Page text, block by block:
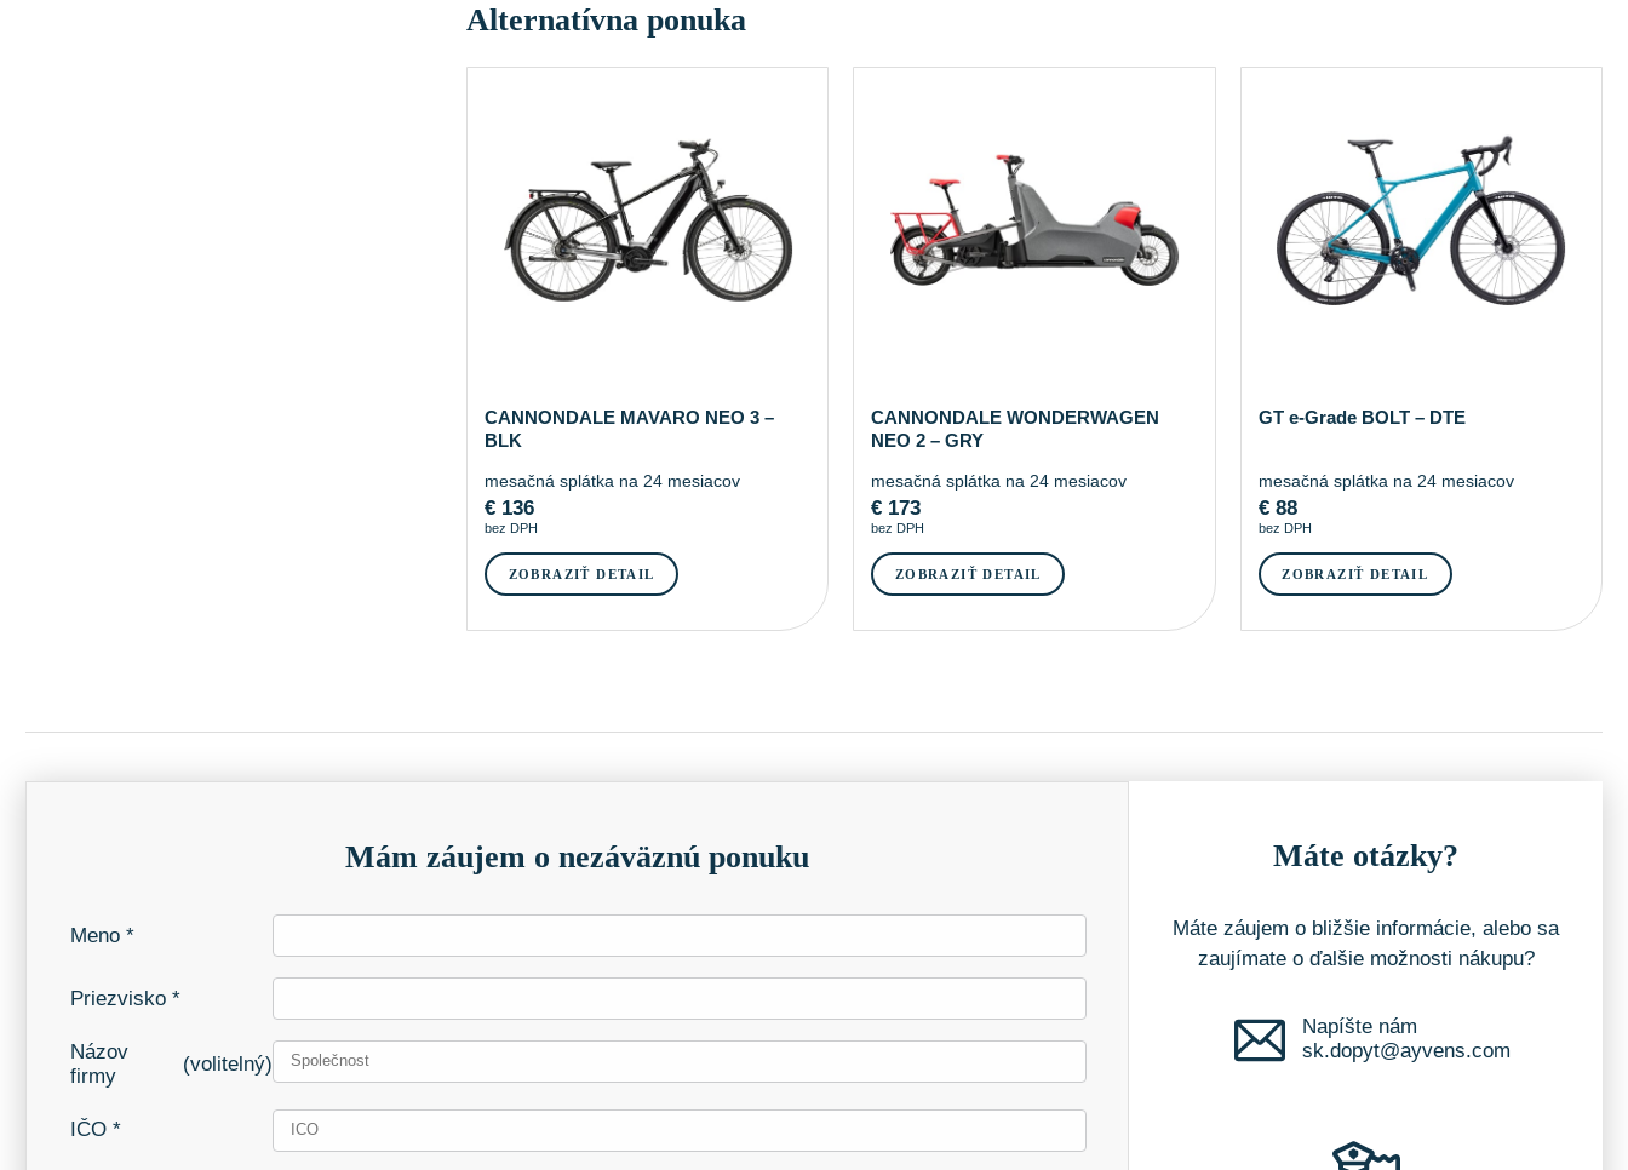
Alternatívna ponuka
CANNONDALE MAVARO NEO 3 –
BLK
mesačná splátka na 24 mesiacov
€ 136
bez DPH
ZOBRAZIŤ DETAIL
CANNONDALE WONDERWAGEN
NEO 2 – GRY
mesačná splátka na 24 mesiacov
€ 173
bez DPH
ZOBRAZIŤ DETAIL
GT e-Grade BOLT – DTE
mesačná splátka na 24 mesiacov
€88
bez DPH
ZOBRAZIŤ DETAIL
Mám záujem o nezáväznú ponuku
Meno *
Priezvisko *
Názov
firmy
(volitelný)
IČO *
Máte otázky?
Máte záujem o bližšie informácie, alebo sa
zaujímate o ďalšie možnosti nákupu?
Napíšte nám
sk.dopyt@ayvens.com